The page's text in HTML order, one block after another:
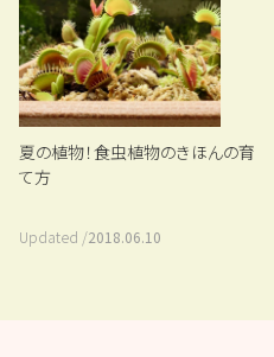
夏の植物！食虫植物のきほんの育
て方
Updated /2018.06.10